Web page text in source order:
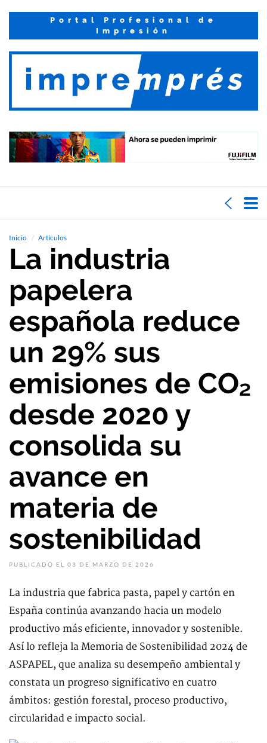
Portal Profesional de
Impresión
Inicio Artículos
La industria
papelera
española reduce
un 29% sus
emisiones de CO₂
desde 2020 y
consolida su
avance en
materia de
sostenibilidad
PUBLICADO EL 03 DE MARZO DE 2026
La industria que fabrica pasta, papel y cartón en
España continúa avanzando hacia un modelo
productivo más eficiente, innovador y sostenible.
Así lo refleja la Memoria de Sostenibilidad 2024 de
ASPAPEL, que analiza su desempeño ambiental y
constata un progreso significativo en cuatro
ámbitos: gestión forestal, proceso productivo,
circularidad e impacto social.